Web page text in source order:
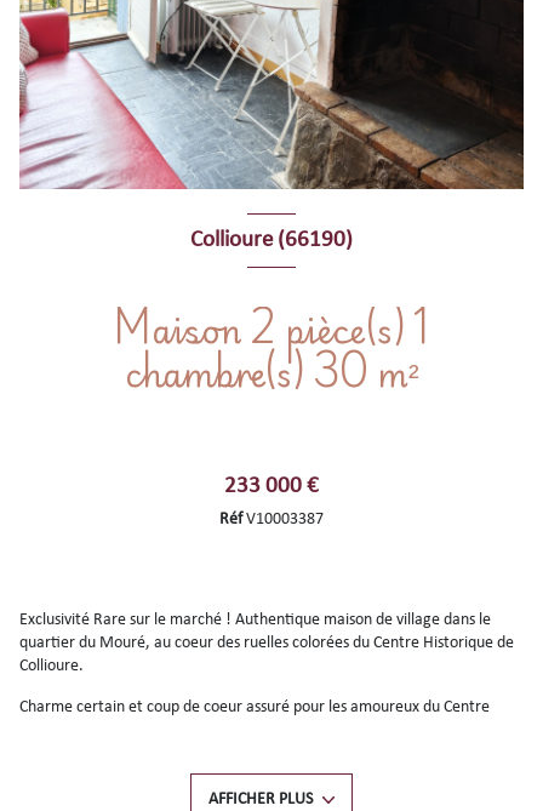
Collioure (66190)
Maison 2 pièce(s) 1
chambre(s) 30 m²
233 000 €
RéfV10003387
Exclusivité Rare sur le marché ! Authentique maison de village dans le
quartier du Mouré, au coeur des ruelles colorées du Centre Historique de
Collioure.
Charme certain et coup de coeur assuré pour les amoureux du Centre
séjours dans votre village de pêcheur préféré de la Côte Vermeille.
AFFICHER PLUS